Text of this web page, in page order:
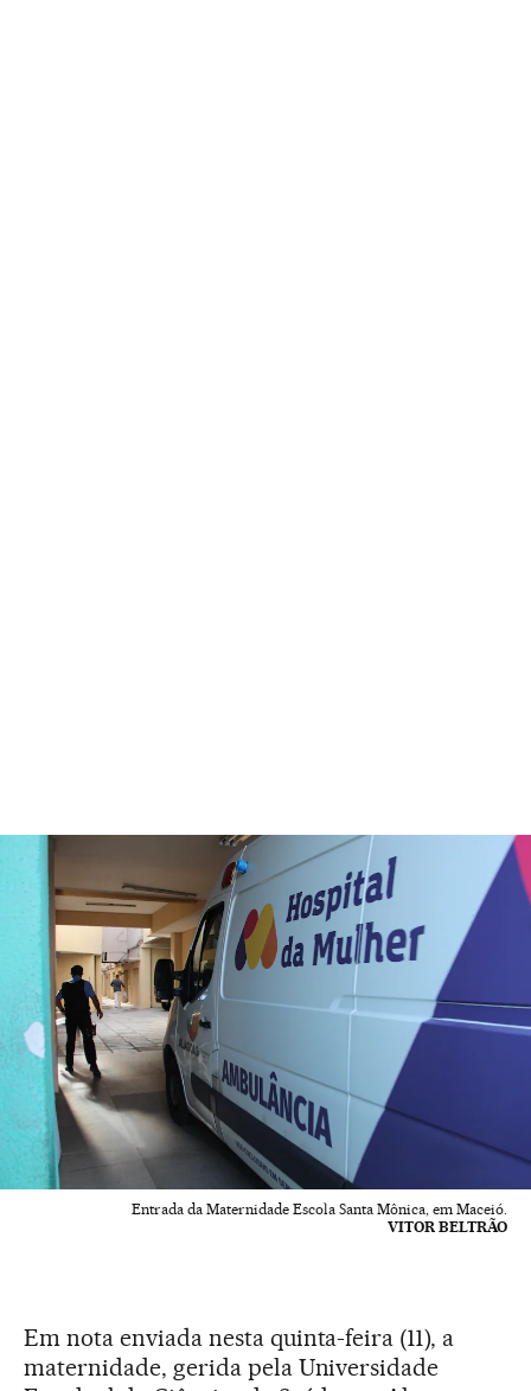
Entrada da Maternidade Escola Santa Mônica, em Maceió.
VITOR BELTRÃO
Em nota enviada nesta quinta-feira (11), a
maternidade, gerida pela Universidade